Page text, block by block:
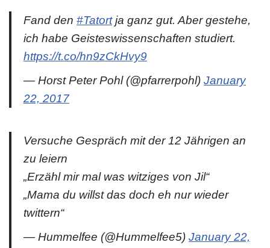
Fand den #Tatortja ganz gut. Aber gestehe,
ich habe Geisteswissenschaften studiert.
https://t.co/hn9zCkHvy9
— Horst Peter Pohl (@pfarrerpohl) January
22, 2017
Versuche Gespräch mit der 12 Jährigen an
zu leiern
„Erzähl mir mal was witziges von Jil“
„Mama du willst das doch eh nur wieder
twittern“
— Hummelfee (@Hummelfee5) January 22,